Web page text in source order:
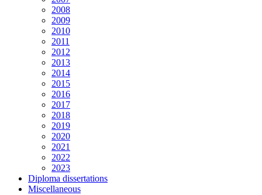
2008
2009
2010
2011
2012
2013
2014
2015
2016
2017
2018
2019
2020
2021
2022
2023
Diploma dissertations
Miscellaneous